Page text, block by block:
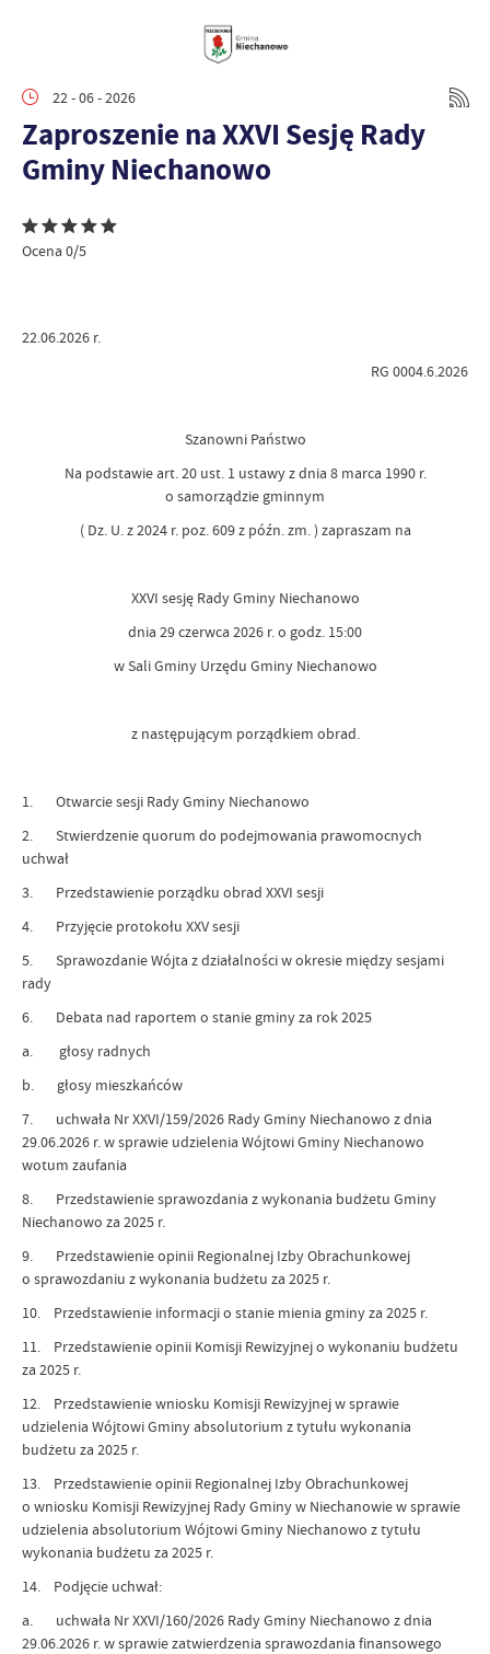
22 - 06 - 2026
Zaproszenie na XXVI Sesję Rady
Gminy Niechanowo
Ocena 0/5
22.06.2026 r.
RG 0004.6.2026
Szanowni Państwo
Na podstawie art. 20 ust. 1 ustawy z dnia 8 marca 1990 r.
o samorządzie gminnym
( Dz. U. z 2024 r. poz. 609 z późn. zm. ) zapraszam na
XXVI sesję Rady Gminy Niechanowo
dnia 29 czerwca 2026 r. o godz. 15:00
w Sali Gminy Urzędu Gminy Niechanowo
z następującym porządkiem obrad.
1. Otwarcie sesji Rady Gminy Niechanowo
2. Stwierdzenie quorum do podejmowania prawomocnych
uchwał
3. Przedstawienie porządku obrad XXVI sesji
4. Przyjęcie protokołu XXV sesji
5. Sprawozdanie Wójta z działalności w okresie między sesjami
rady
6. Debata nad raportem o stanie gminy za rok 2025
a. głosy radnych
b. głosy mieszkańców
7. uchwała Nr XXVI/159/2026 Rady Gminy Niechanowo z dnia
29.06.2026 r. w sprawie udzielenia Wójtowi Gminy Niechanowo
wotum zaufania
8. Przedstawienie sprawozdania z wykonania budżetu Gminy
Niechanowo za 2025 r.
9. Przedstawienie opinii Regionalnej Izby Obrachunkowej
o sprawozdaniu z wykonania budżetu za 2025 r.
10. Przedstawienie informacji o stanie mienia gminy za 2025 r.
11. Przedstawienie opinii Komisji Rewizyjnej o wykonaniu budżetu
za 2025 r.
12. Przedstawienie wniosku Komisji Rewizyjnej w sprawie
udzielenia Wójtowi Gminy absolutorium z tytułu wykonania
budżetu za 2025 r.
13. Przedstawienie opinii Regionalnej Izby Obrachunkowej
o wniosku Komisji Rewizyjnej Rady Gminy w Niechanowie w sprawie
udzielenia absolutorium Wójtowi Gminy Niechanowo z tytułu
wykonania budżetu za 2025 r.
14. Podjęcie uchwał:
a. uchwała Nr XXVI/160/2026 Rady Gminy Niechanowo z dnia
29.06.2026 r. w sprawie zatwierdzenia sprawozdania finansowego